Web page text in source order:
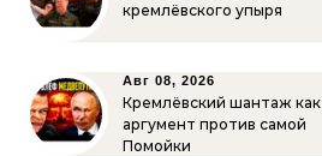
кремлёвского упыря
Авг 08, 2026
Кремлёвский шантаж как
аргумент против самой
Помойки